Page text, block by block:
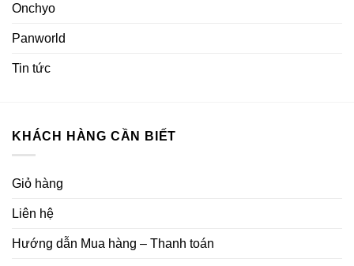
Onchyo
Panworld
Tin tức
KHÁCH HÀNG CẦN BIẾT
Giỏ hàng
Liên hệ
Hướng dẫn Mua hàng – Thanh toán